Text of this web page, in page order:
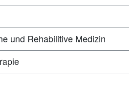
und Rehabilitive Medizin